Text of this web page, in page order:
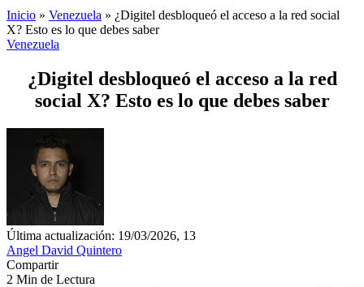
Inicio » Venezuela » ¿Digitel desbloqueó el acceso a la red social
X? Esto es lo que debes saber
Venezuela
¿Digitel desbloqueó el acceso a la red
social X? Esto es lo que debes saber
Última actualización: 19/03/2026, 13
Angel David Quintero
Compartir
2 Min de Lectura